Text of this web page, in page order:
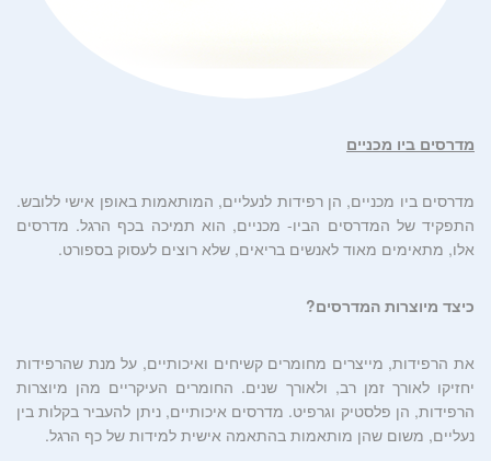
מדרסים ביו מכניים
מדרסים ביו מכניים, הן רפידות לנעליים, המותאמות באופן אישי ללובש.
התפקיד של המדרסים הביו- מכניים, הוא תמיכה בכף הרגל. מדרסים
אלו, מתאימים מאוד לאנשים בריאים, שלא רוצים לעסוק בספורט.
כיצד מיוצרות המדרסים?
את הרפידות, מייצרים מחומרים קשיחים ואיכותיים, על מנת שהרפידות
יחזיקו לאורך זמן רב, ולאורך שנים. החומרים העיקריים מהן מיוצרות
הרפידות, הן פלסטיק וגרפיט. מדרסים איכותיים, ניתן להעביר בקלות בין
נעליים, משום שהן מותאמות בהתאמה אישית למידות של כף הרגל.